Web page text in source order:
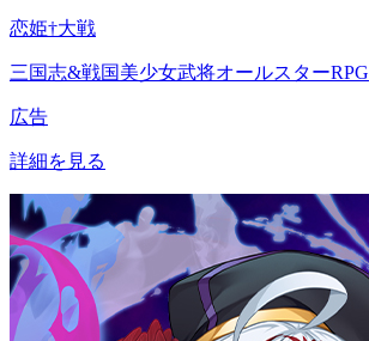
恋姫†大戦
三国志&戦国美少女武将オールスターRPG
広告
詳細を見る